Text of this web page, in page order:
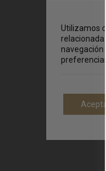
Utilizamos
preferencias.
Aceptar